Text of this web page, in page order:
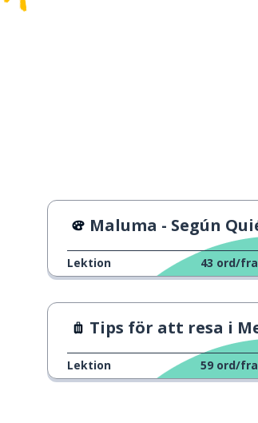
Maluma - Según
Lektion 43 ord/
Tips för att resa i
Lektion 59 ord/